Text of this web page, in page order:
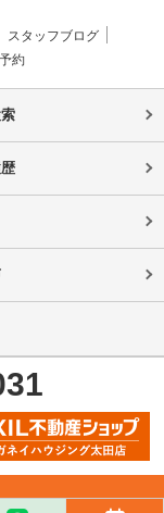
スタッフブログ
約